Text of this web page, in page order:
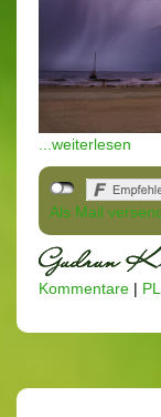
...weiterlesen
Als Mail
Kommentare | PL